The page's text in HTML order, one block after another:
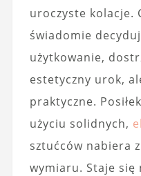
uroczyste kolacje.
świadomie
użytkowanie,
estetyczny urok,
praktyczne.
użyciu solidnych,
sztućców nabiera
wymiaru. Staje się